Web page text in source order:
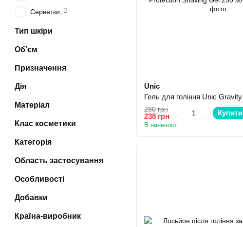
Unic
280 грн
238 грн Купити
В наявності
Серветки; 2
Тип шкіри
Об'єм
Призначення
Дія
Матеріал
Клас косметики
Категорія
Область застосування
Особливості
Добавки
Країна-виробник